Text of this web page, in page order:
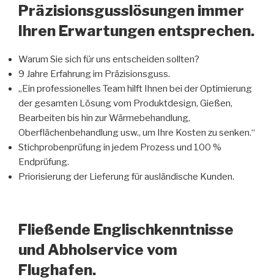
Präzisionsgusslösungen immer
Ihren Erwartungen entsprechen.
Warum Sie sich für uns entscheiden sollten?
9 Jahre Erfahrung im Präzisionsguss.
„Ein professionelles Team hilft Ihnen bei der Optimierung
der gesamten Lösung vom Produktdesign, Gießen,
Bearbeiten bis hin zur Wärmebehandlung,
Oberflächenbehandlung usw., um Ihre Kosten zu senken.“
Stichprobenprüfung in jedem Prozess und 100 %
Endprüfung.
Priorisierung der Lieferung für ausländische Kunden.
Fließende Englischkenntnisse
und Abholservice vom
Flughafen.